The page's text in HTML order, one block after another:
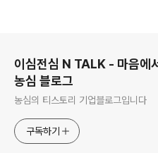
이심전심 N TALK - 마음에
농심 블로그
농심의 티스토리 기업블로그입니다
구독하기